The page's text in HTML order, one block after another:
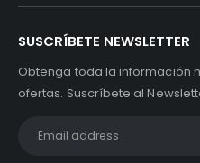
SUSCRÍBETE NEWSLETTER
Obtenga toda la información
ofertas. Suscríbete al